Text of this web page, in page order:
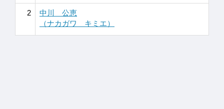
2
中川 公恵
（ナカガワ キミエ）